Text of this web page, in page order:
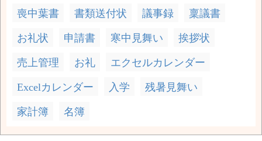
喪中葉書 書類送付状 議事録 稟議書
お礼状 申請書 寒中見舞い 挨拶状
売上管理 お礼 エクセルカレンダー
Excelカレンダー 入学 残暑見舞い
家計簿 名簿